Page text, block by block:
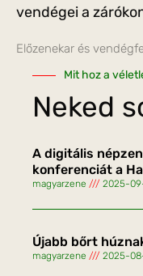
vendégei a
Előzenekar és
Mit hoz a
Neked
A digitális
konferenciát a
magyarzene 2025-
Újabb bőrt
magyarzene 2025-